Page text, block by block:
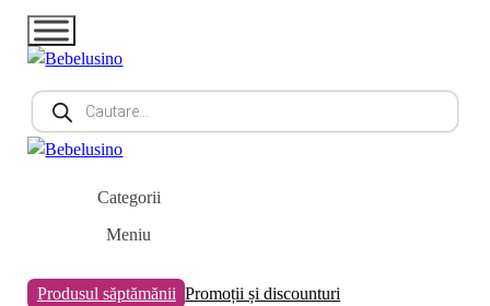
Products
search
Categorii
Meniu
Produsul săptămănii Promoții și discounturi